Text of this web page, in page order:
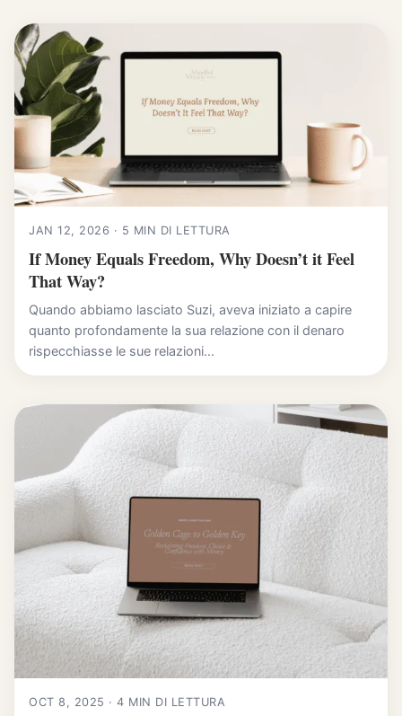
JAN 12, 2026 · 5 MIN DI LETTURA
If Money Equals Freedom, Why Doesn’t it Feel
That Way?
Quando abbiamo lasciato Suzi, aveva iniziato a capire
quanto profondamente la sua relazione con il denaro
rispecchiasse le sue relazioni...
OCT 8, 2025 · 4 MIN DI LETTURA